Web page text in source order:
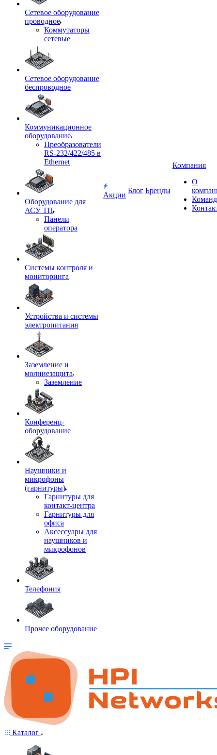
Сетевое оборудование
проводное
Коммутаторы
сетевые
Сетевое оборудование
беспроводное
Коммуникационное
оборудование
Преобразователи
RS-232/422/485 в
Ethernet
Оборудование для
АСУ ТП
Панели
оператора
Системы контроля и
мониторинга
Устройства и системы
электропитания
Заземление и
молниезащита
Заземление
Конференц-
оборудование
Наушники и
микрофоны
(гарнитуры)
Гарнитуры для
контакт-центра
Гарнитуры для
офиса
Аксессуары для
наушников и
микрофонов
Телефония
Прочее оборудование
Акции
Блог Бренды
Компания
О
Каталог